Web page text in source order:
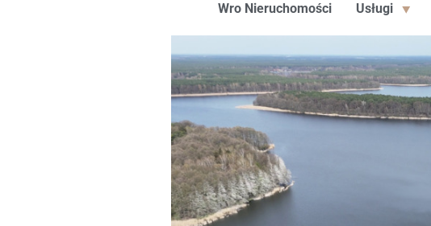
Wro Nieruchomości Usługi